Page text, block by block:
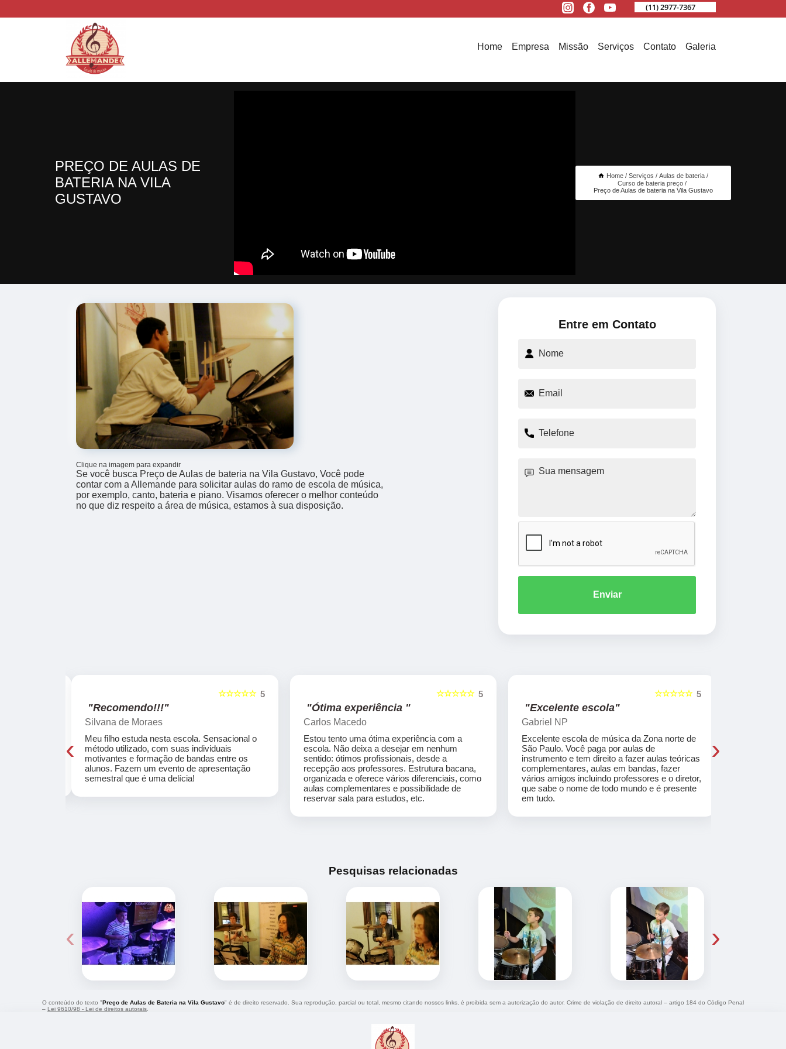
(11) 2977-7367
Home Empresa Missão Serviços Contato Galeria
PREÇO DE AULAS DE
BATERIA NA VILA
GUSTAVO
Home Serviços
Aulas de bateria
Curso de bateria preço
Preço de Aulas de bateria na Vila Gustavo
Clique na imagem para expandir
Se você busca Preço de Aulas de bateria na Vila Gustavo, Você pode
contar com a Allemande para solicitar aulas do ramo de escola de música,
por exemplo, canto, bateria e piano. Visamos oferecer o melhor conteúdo
no que diz respeito a área de música, estamos à sua disposição.
Entre em Contato
Enviar
5
☆☆☆☆☆
"Recomendo!!!"
Silvana de Moraes
Meu filho estuda nesta escola. Sensacional o
método utilizado, com suas individuais
motivantes e formação de bandas entre os
alunos. Fazem um evento de apresentação
semestral que é uma delícia!
5
☆☆☆☆☆
"Ótima experiência "
Carlos Macedo
Estou tento uma ótima experiência com a
escola. Não deixa a desejar em nenhum
sentido: ótimos profissionais, desde a
recepção aos professores. Estrutura bacana,
organizada e oferece vários diferenciais, como
aulas complementares e possibilidade de
reservar sala para estudos, etc.
5
☆☆☆☆☆
"Excelente escola"
Gabriel NP
Excelente escola de música da Zona norte de
São Paulo. Você paga por aulas de
instrumento e tem direito a fazer aulas teóricas
complementares, aulas em bandas, fazer
vários amigos incluindo professores e o diretor,
que sabe o nome de todo mundo e é presente
em tudo.
‹ ›
Pesquisas relacionadas
‹ ›
O conteúdo do texto "Preço de Aulas de Bateria na Vila Gustavo" é de direito reservado. Sua reprodução, parcial ou total, mesmo citando nossos links, é proibida sem a autorização do autor. Crime de violação de direito autoral – artigo 184 do Código Penal
– Lei 9610/98 - Lei de direitos autorais